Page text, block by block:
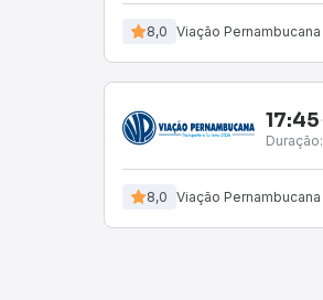
8,0 Viação Pernambucana
17:45
Duração:
8,0 Viação Pernambucana